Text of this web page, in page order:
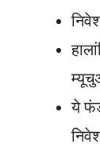
ये